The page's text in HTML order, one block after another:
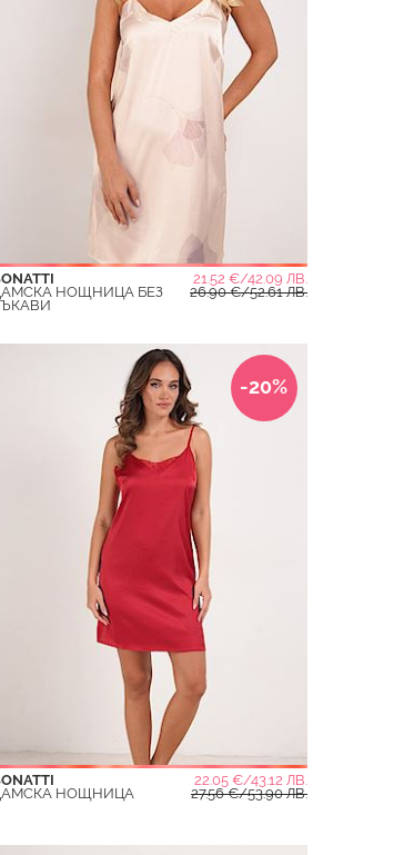
21.52 €/42.09 ЛВ.
НОЩНИЦА БЕЗ
26.90 €/52.61 ЛВ.
-20%
22.05 €/43.12 ЛВ.
НОЩНИЦА
27.56 €/53.90 ЛВ.